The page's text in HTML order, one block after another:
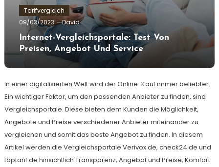
Tarifvergleich
09/03/2023
David
Internet-Vergleichsportale: Test Von
Preisen, Angebot Und Service
In einer digitalisierten Welt wird der Online-Kauf immer beliebter.
Ein wichtiger Faktor, um den passenden Anbieter zu finden, sind
Vergleichsportale. Diese bieten dem Kunden die Möglichkeit,
Angebote und Preise verschiedener Anbieter miteinander zu
vergleichen und somit das beste Angebot zu finden. In diesem
Artikel werden die Vergleichsportale Verivox.de, check24.de und
toptarif.de hinsichtlich Transparenz, Angebot und Preise, Komfort